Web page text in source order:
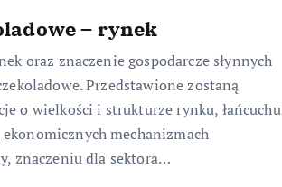
– rynek
oraz znaczenie gospodarcze słynnych
Przedstawione zostaną
o wielkości i strukturze rynku, łańcuchu
mechanizmach
znaczeniu dla sektora…